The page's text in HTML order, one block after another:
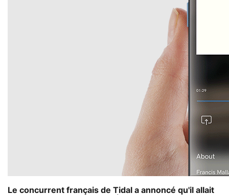
Le concurrent français de Tidal a annoncé qu'il allait